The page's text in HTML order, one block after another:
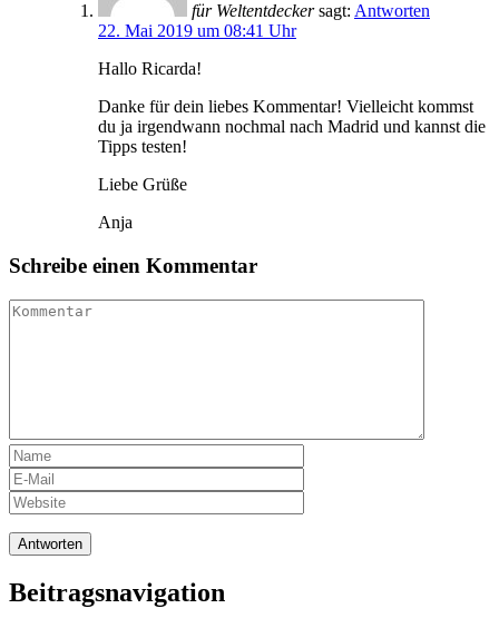
für Weltentdecker sagt: Antworten
22. Mai 2019 um 08:41 Uhr
Hallo Ricarda!
Danke für dein liebes Kommentar! Vielleicht kommst
du ja irgendwann nochmal nach Madrid und kannst die
Tipps testen!
Liebe Grüße
Anja
Schreibe einen Kommentar
Beitragsnavigation